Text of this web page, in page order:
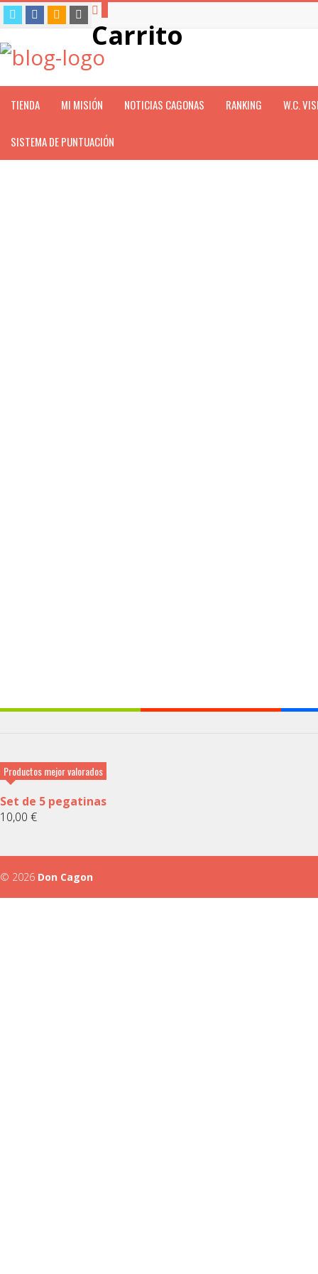
Carrito
TIENDA MI MISIÓN NOTICIAS CAGONAS RANKING W.C.
SISTEMA DE PUNTUACIÓN
Productos mejor valorados
Set de 5 pegatinas
10,00 €
© 2026 Don Cagon